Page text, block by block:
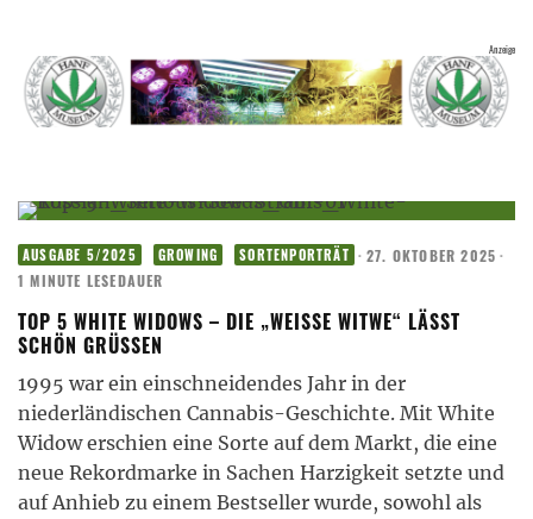
AUSGABE 5/2025 GROWING SORTENPORTRÄT · 27. OKTOBER 2025 ·
1 MINUTE LESEDAUER
TOP 5 WHITE WIDOWS – DIE „WEISSE WITWE“ LÄSST S
CHÖN GRÜSSEN
1995 war ein einschneidendes Jahr in der
niederländischen Cannabis-Geschichte. Mit White
Widow erschien eine Sorte auf dem Markt, die eine
neue Rekordmarke in Sachen Harzigkeit setzte und
auf Anhieb zu einem Bestseller wurde, sowohl als